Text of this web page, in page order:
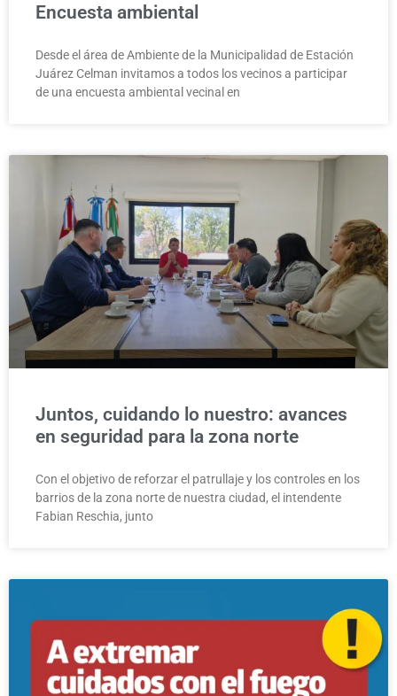
Encuesta ambiental
Desde el área de Ambiente de la Municipalidad de Estación
Juárez Celman invitamos a todos los vecinos a participar
de una encuesta ambiental vecinal en
Juntos, cuidando lo nuestro: avances
en seguridad para la zona norte
Con el objetivo de reforzar el patrullaje y los controles en los
barrios de la zona norte de nuestra ciudad, el intendente
Fabian Reschia, junto